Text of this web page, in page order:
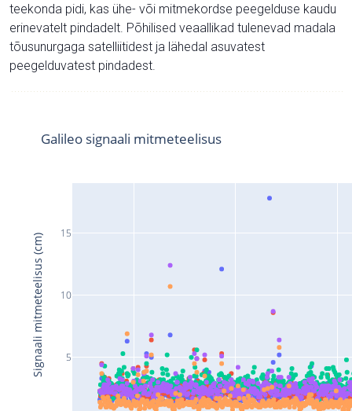
teekonda pidi, kas ühe- või mitmekordse peegelduse kaudu
erinevatelt pindadelt. Põhilised veaallikad tulenevad madala
tõusunurgaga satelliitidest ja lähedal asuvatest
peegelduvatest pindadest.
5
10
15
Galileo signaali mitmeteelisus
Signaali mitmeteelisus (cm)